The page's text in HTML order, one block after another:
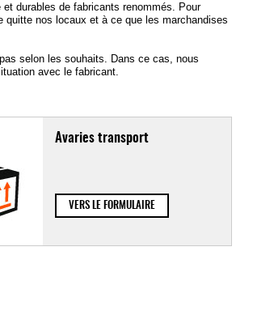
durables de fabricants renommés. Pour
quitte nos locaux et à ce que les marchandises
selon les souhaits. Dans ce cas, nous
avec le fabricant.
Avaries transport
VERS LE FORMULAIRE